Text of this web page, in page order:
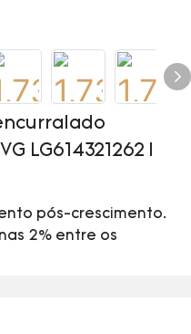
LG614321262 |
pós-crescimento.
2% entre os